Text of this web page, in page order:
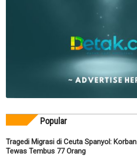
Popular
Tragedi Migrasi di Ceuta Spanyol: Korban
Tewas Tembus 77 Orang